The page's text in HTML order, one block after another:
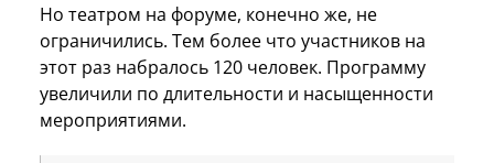
Но театром на форуме, конечно же, не
ограничились. Тем более что участников на
этот раз набралось 120 человек. Программу
увеличили по длительности и насыщенности
мероприятиями.